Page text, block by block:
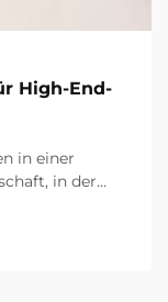
High-End-
in einer
in der